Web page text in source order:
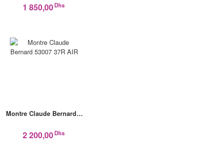
1 850,00Dhs
Montre Claude Bernard…
2 200,00Dhs